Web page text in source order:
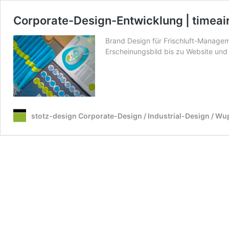
Corporate-Design-Entwicklung |
Brand Design für Frischluft-
Erscheinungsbild bis zu Website
stotz-design Corporate-Design / Industrial-Design /